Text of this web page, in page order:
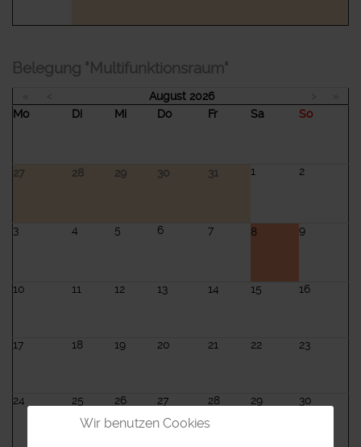
Belegung "Multifunktionsraum"
< August 2026 >
Mo
Di Mi Do Fr Sa So
27 28 29 30 31 1 2
3 4 5 6 7 8 9
10 11 12 13 14 15 16
17 18 19 20 21 22 23
24 25 26 27 28 29 30
Wir benutzen Cookies